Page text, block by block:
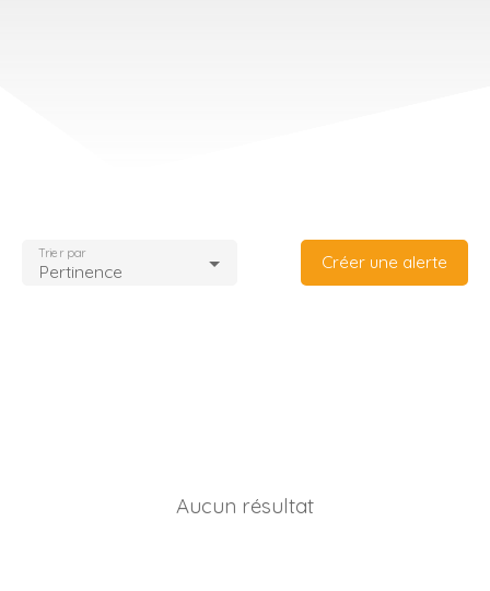
Pertinence
Trier par Créer une alerte
Aucun résultat